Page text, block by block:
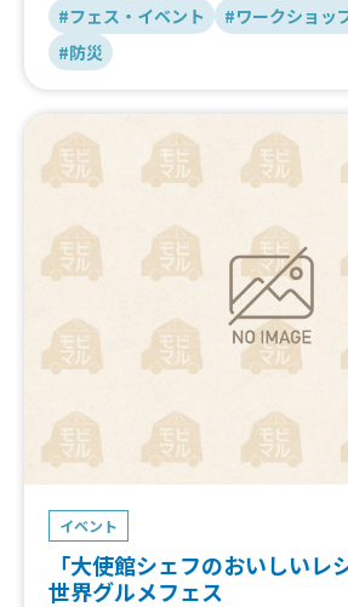
#フェス・イベント
#ワークショッ
#防災
イベント
「大使館シェフのおいしい
世界グルメフェス